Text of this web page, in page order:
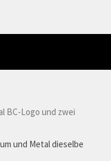
und Metal dieselbe